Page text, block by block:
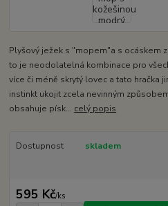
Plyšový ježek s "mopem"a s ocáskem
to je neodolatelná kombinace pro
více či méně skrytý lovec a tato hračka
instinkt ukojit zcela nevinným
obsahuje písk... celý popis
Dostupnost skladem
595 Kč/ks